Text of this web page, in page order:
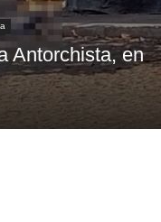
Antorchista, en